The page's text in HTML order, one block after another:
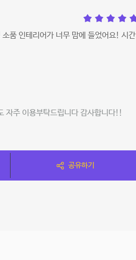
품 인테리어가 너무 맘에 들었어요! 시간
자주 이용부탁드립니다 감사합니다!!
공유하기